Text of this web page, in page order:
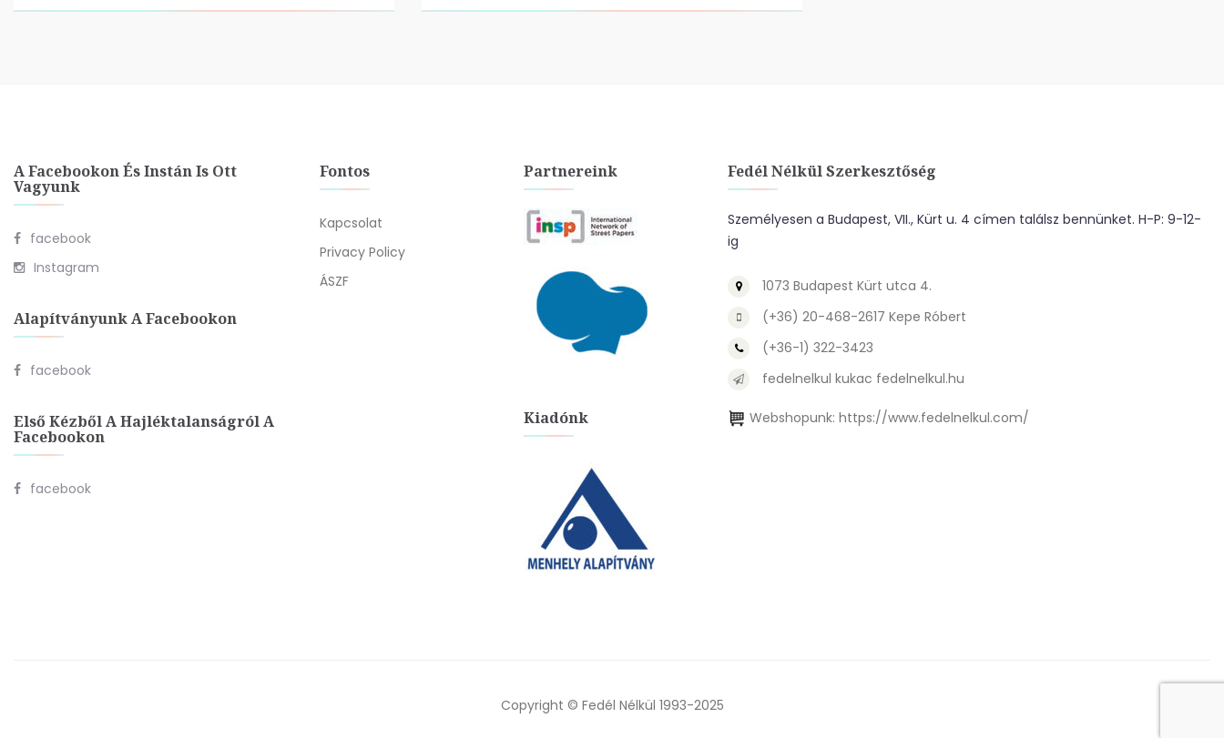
A Facebookon És Instán Is Ott
Vagyunk
facebook
Instagram
Alapítványunk A Facebookon
facebook
Első Kézből A Hajléktalanságról A
Facebookon
facebook
Fontos
Kapcsolat
Privacy Policy
ÁSZF
Partnereink
Kiadónk
Fedél Nélkül Szerkesztőség
Személyesen a Budapest, VII., Kürt u. 4 címen találsz bennünket. H-P: 9-12-
ig
1073 Budapest Kürt utca 4.
(+36) 20-468-2617 Kepe Róbert
(+36-1) 322-3423
fedelnelkul kukac fedelnelkul.hu
Webshopunk: https://www.fedelnelkul.com/
Copyright © Fedél Nélkül 1993-2025